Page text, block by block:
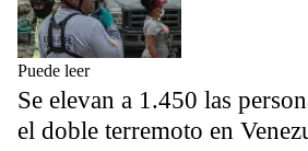
Puede leer
Se elevan a 1.450 las
el doble terremoto en